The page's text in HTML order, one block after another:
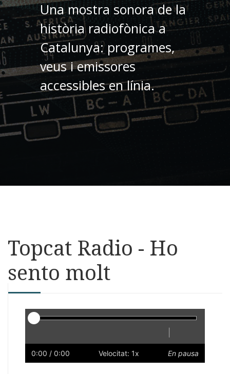
Una mostra sonora de la
història radiofònica a
Catalunya: programes,
veus i emissores
accessibles en línia.
Topcat Radio - Ho
sento molt
Reproductor
Lent
0:00 / 0:00 Velocitat: 1x En pausa